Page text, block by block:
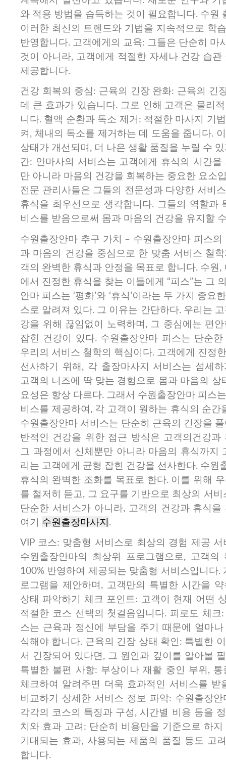
와 적용 방법을 습득하는 것이 필요합니다. 수원
이러한 최신의 트렌드와 기법을 지속적으로 학
반영합니다. 고객에게의 교육: 그들은 단순히 마
것이 아니라, 고객에게 적절한 자세나 건강 습
제공합니다.
건강 회복의 중심: 근육의 긴장 완화: 근육의 긴
데 큰 효과가 있습니다. 그로 인해 고객은 물리
니다. 혈액 순환과 독소 제거: 적절한 마사지 기
켜, 체내의 독소를 제거하는 데 도움을 줍니다.
상태가 개선되며, 더 나은 생활 품질을 누릴 수
간: 안마사의 서비스는 고객에게 휴식의 시간
만 아니라 마음의 건강을 회복하는 중요한 요소
전문 관리사들은 그들의 전문성과 다양한 서비
휴식을 최우선으로 생각합니다. 그들의 역할과
비스를 받음으로써 몸과 마음의 건강을 유지할
수원출장안마 추구 가치 – 수원출장안마 피스
과 마음의 건강을 중심으로 한 맞춤 서비스 철
객의 완벽한 휴식과 안정을 목표로 합니다. 수원
에서 진정한 휴식을 찾는 이들에게 “피스”는 그
안마 피스는 ‘평화’와 ‘휴식’이라는 두 가지 중요
스로 알려져 있다. 그 이유는 간단하다. 우리는
강을 위해 끊임없이 노력하며, 그 중심에는 편
잡힌 건강이 있다. 수원출장안마 피스는 단순
우리의 서비스 철학의 핵심이다. 고객에게 진정
선사하기 위해, 각 출장마사지 서비스는 섬세
고객의 니즈에 딱 맞는 경험으로 몸과 마음의 상
요성은 항상 다르다. 그래서 수원출장안마 피스
비스를 제공하여, 각 고객이 원하는 휴식의 순간
수원출장안마 서비스는 단순히 근육의 긴장을
반적인 건강을 위한 접근 방식은 고객의건강과
그 과정에서 신체뿐만 아니라 마음의 휴식까지
리는 고객에게 균형 잡힌 건강을 선사한다. 수원
휴식의 완벽한 조화를 목표로 한다. 이를 위해
를 철저히 듣고, 그 요구를 기반으로 최상의 서비
단순한 서비스가 아니라, 고객의 건강과 휴식
여기 수원출장마사지.
VIP 코스: 맞춤형 서비스로 최상의 경험 제공
수원출장안마의 최상위 프로그램으로, 고객
100% 반영하여 제공되는 맞춤형 서비스입니다.
로그램을 제안하며, 고객만의 특별한 시간을
상태 파악하기 체크 포인트: 고객이 현재 어떤
적절한 코스 선택의 첫걸음입니다. 피로도 체
스는 근육과 정신에 부담을 주기 때문에 얼마
식해야 합니다. 근육의 긴장 상태 확인: 특별한
서 긴장되어 있다면, 그 원인과 깊이를 알아볼
특별한 불편 사항: 부상이나 재활 중인 부위,
체크하여 알려주면 더욱 효과적인 서비스를 받
비교하기 상세한 서비스 정보 파악: 수원출장
각각의 코스의 특징과 구성, 시간별 비용 등을
치와 효과 고려: 단순히 비용만을 기준으로 하
기대되는 효과, 사용되는 제품의 품질 등도 고
합니다.